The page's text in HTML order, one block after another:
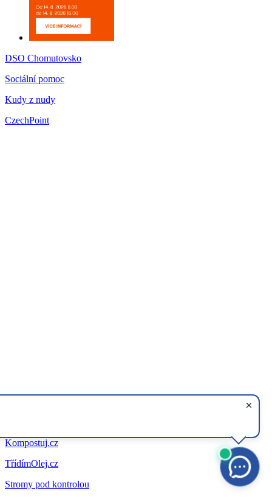
DSO Chomutovsko
Sociální pomoc
Kudy z nudy
CzechPoint
Kompostuj.cz
TřídímOlej.cz
Stromy pod kontrolou